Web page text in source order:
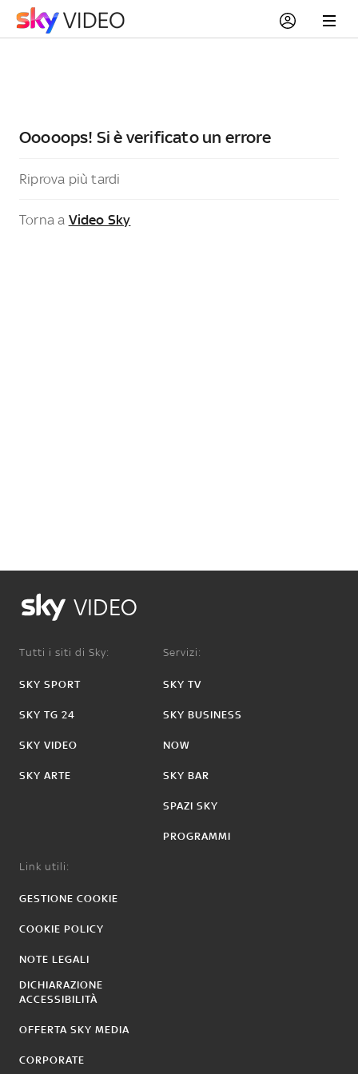
Ooooops! Si è verificato un errore
Riprova più tardi
Torna a Video Sky
VIDEO
Tutti i siti di Sky:
SKY SPORT
SKY TG 24
SKY VIDEO
SKY ARTE
Servizi:
SKY TV
SKY BUSINESS
NOW
SKY BAR
SPAZI SKY
PROGRAMMI
Link utili:
GESTIONE COOKIE
COOKIE POLICY
NOTE LEGALI
DICHIARAZIONE
ACCESSIBILITÀ
OFFERTA SKY MEDIA
CORPORATE